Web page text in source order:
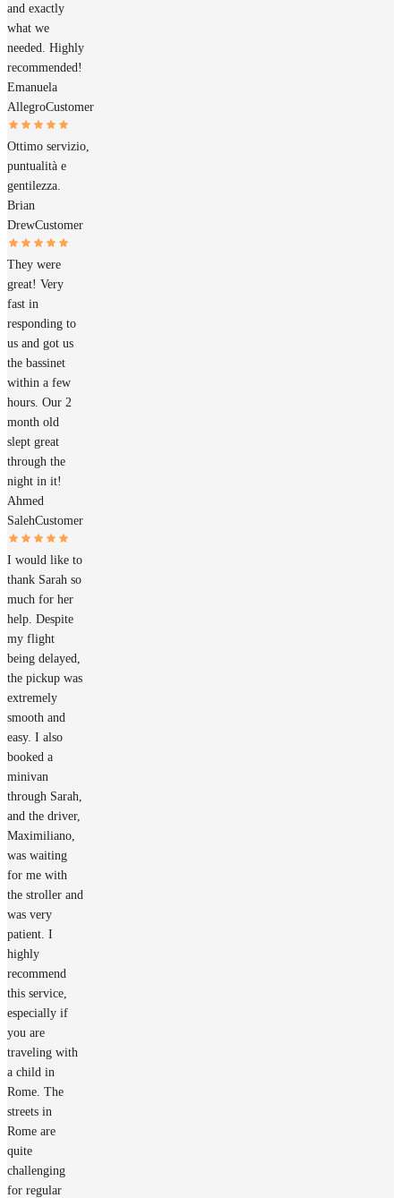
and exactly
what we
needed. Highly
recommended!
Emanuela
AllegroCustomer
Ottimo servizio,
puntualità e
gentilezza.
Brian
DrewCustomer
They were
great! Very
fast in
responding to
us and got us
the bassinet
within a few
hours. Our 2
month old
slept great
through the
night in it!
Ahmed
SalehCustomer
I would like to
thank Sarah so
much for her
help. Despite
my flight
being delayed,
the pickup was
extremely
smooth and
easy. I also
booked a
minivan
through Sarah,
and the driver,
Maximiliano,
was waiting
for me with
the stroller and
was very
patient. I
highly
recommend
this service,
especially if
you are
traveling with
a child in
Rome. The
streets in
Rome are
quite
challenging
for regular